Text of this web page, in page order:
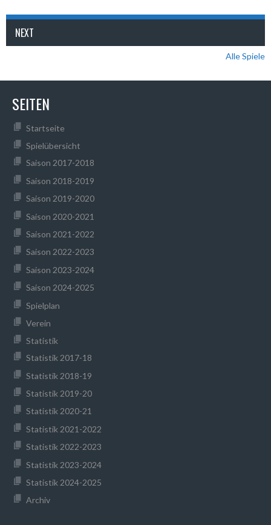
NEXT
Alle Spiele
SEITEN
Startseite
Spielübersicht
Saison 2017-2018
Saison 2018-2019
Saison 2019-2020
Saison 2020-2021
Saison 2021-2022
Saison 2022-2023
Saison 2023-2024
Saison 2024-2025
Spielplan
Verein
Statistik
Statistik 2017-18
Statistik 2018-19
Statistik 2019-20
Statistik 2020-21
Statistik 2021-2022
Statistik 2022-2023
Statistik 2023-2024
Statistik 2024-2025
Archiv